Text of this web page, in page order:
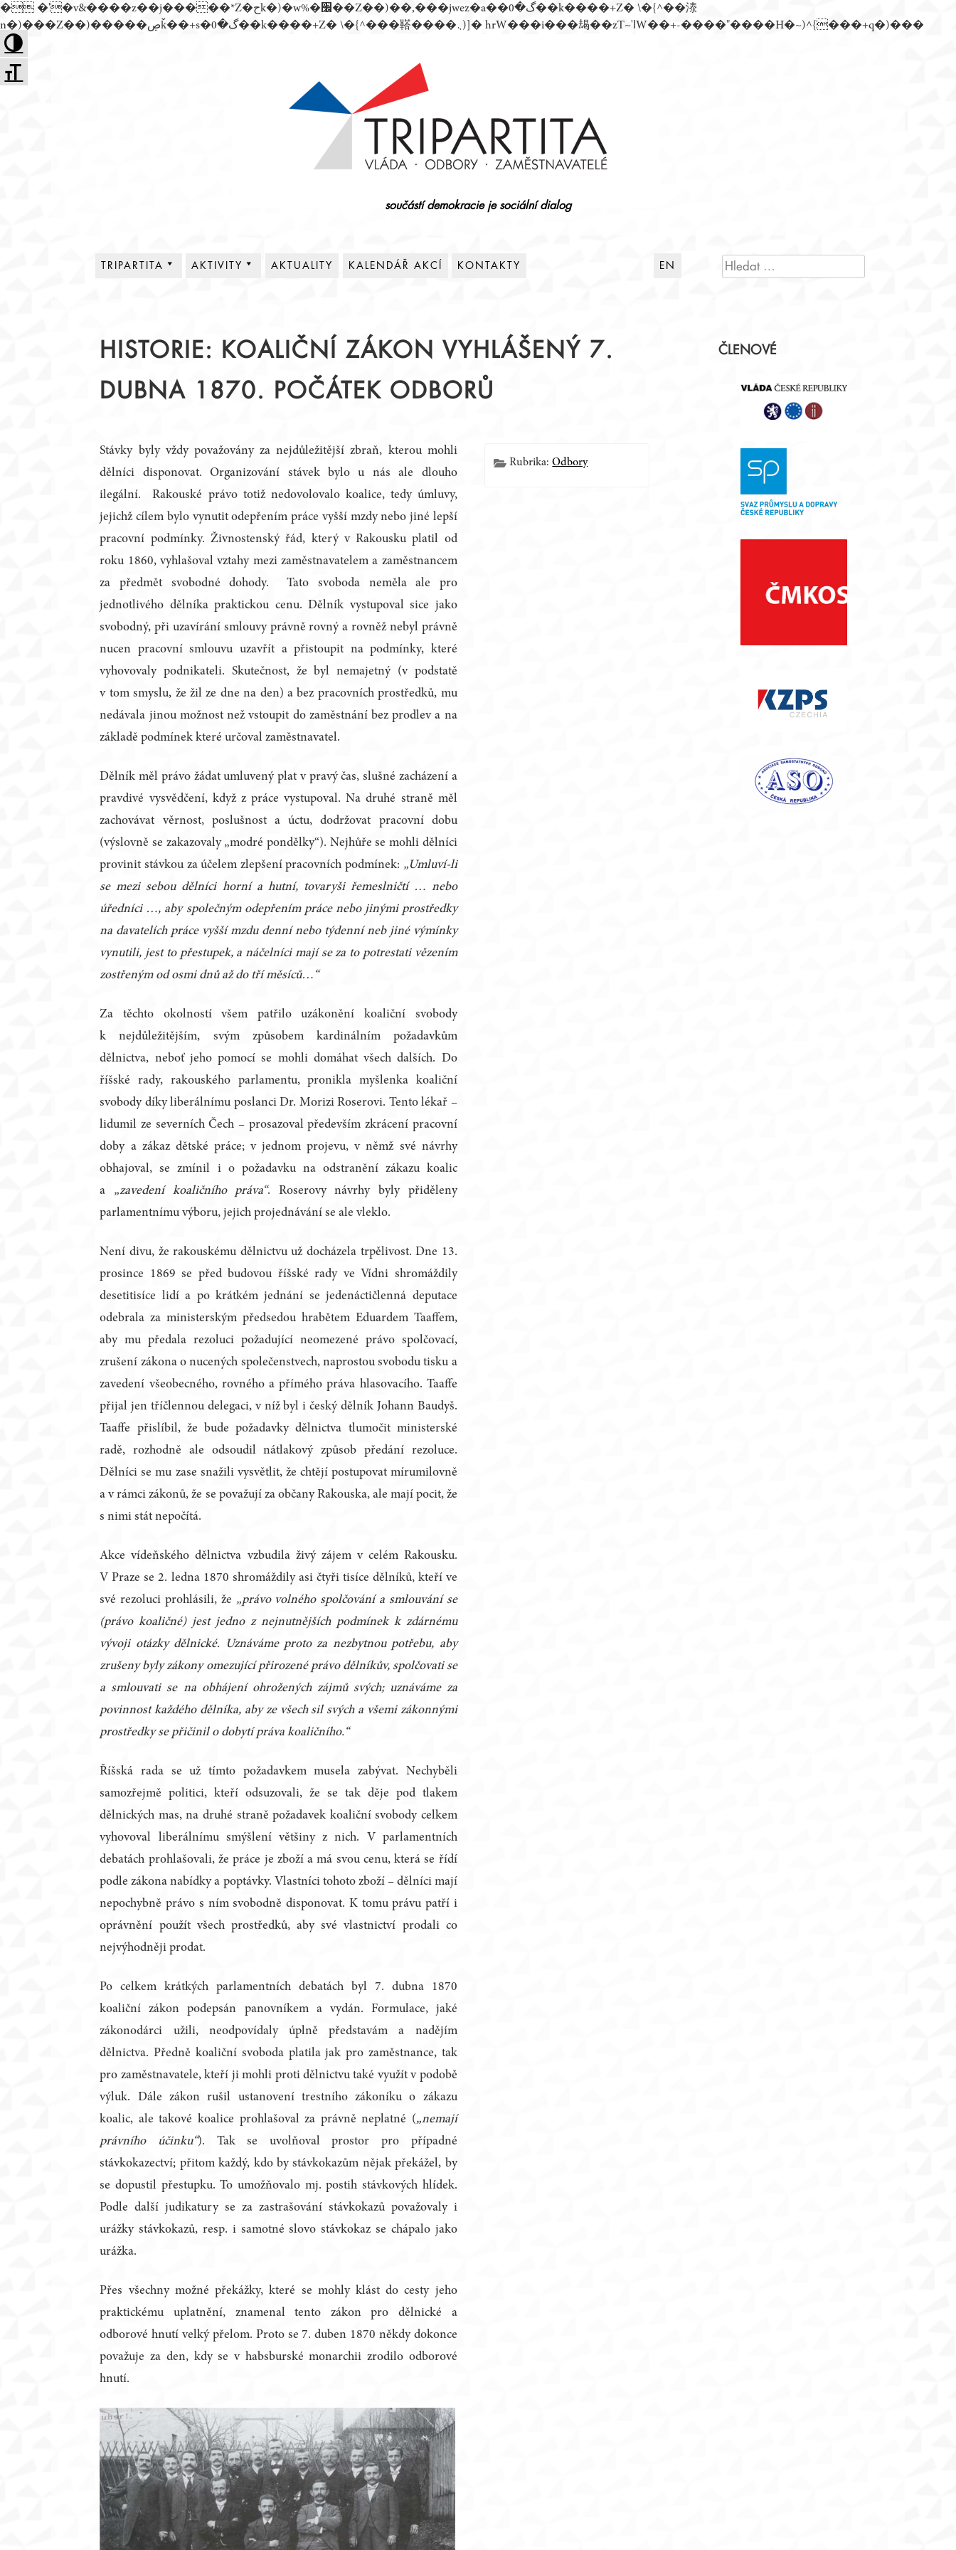
Toggle High Contrast
Toggle Font size
� �'�v&����z��j�����*Z�حk�)�w%�׬��Z��)��,���jwez�a��گ�0��k����+Z� \�{^��溙
n�)���Z��)�����ڝǩ��+s�گ�0��k����+Z� \�{^���鞳����܆)]� hrW���i���朅��zƬ~'ߊW��+-����"����H�~)^{���+q�)���
Přejít
k
obsahu
součástí demokracie je sociální dialog
TRIPARTITA
JEDNACÍ ŘÁD
ČLENOVÉ
AKTIVITY
PRACOVNÍ TÝMY
AKTUALITY KALENDÁŘ AKCÍ KONTAKTY EN VYHLEDÁVÁNÍ
HISTORIE: KOALIČNÍ ZÁKON VYHLÁŠENÝ 7.
DUBNA 1870. POČÁTEK ODBORŮ
Stávky byly vždy považovány za nejdůležitější zbraň, kterou mohli
dělníci disponovat. Organizování stávek bylo u nás ale dlouho
ilegální. Rakouské právo totiž nedovolovalo koalice, tedy úmluvy,
jejichž cílem bylo vynutit odepřením práce vyšší mzdy nebo jiné lepší
pracovní podmínky. Živnostenský řád, který v Rakousku platil od
roku 1860, vyhlašoval vztahy mezi zaměstnavatelem a zaměstnancem
za předmět svobodné dohody. Tato svoboda neměla ale pro
jednotlivého dělníka praktickou cenu. Dělník vystupoval sice jako
svobodný, při uzavírání smlouvy právně rovný a rovněž nebyl právně
nucen pracovní smlouvu uzavřít a přistoupit na podmínky, které
vyhovovaly podnikateli. Skutečnost, že byl nemajetný (v podstatě
v tom smyslu, že žil ze dne na den) a bez pracovních prostředků, mu
nedávala jinou možnost než vstoupit do zaměstnání bez prodlev a na
základě podmínek které určoval zaměstnavatel.
Dělník měl právo žádat umluvený plat v pravý čas, slušné zacházení a
pravdivé vysvědčení, když z práce vystupoval. Na druhé straně měl
zachovávat věrnost, poslušnost a úctu, dodržovat pracovní dobu
(výslovně se zakazovaly „modré pondělky“). Nejhůře se mohli dělníci
provinit stávkou za účelem zlepšení pracovních podmínek: „Umluví-li
se mezi sebou dělníci horní a hutní, tovaryši řemeslničtí … nebo
úředníci …, aby společným odepřením práce nebo jinými prostředky
na davatelích práce vyšší mzdu denní nebo týdenní neb jiné výmínky
vynutili, jest to přestupek, a náčelníci mají se za to potrestati vězením
zostřeným od osmi dnů až do tří měsíců…“
Za těchto okolností všem patřilo uzákonění koaliční svobody
k nejdůležitějším, svým způsobem kardinálním požadavkům
dělnictva, neboť jeho pomocí se mohli domáhat všech dalších. Do
říšské rady, rakouského parlamentu, pronikla myšlenka koaliční
svobody díky liberálnímu poslanci Dr. Morizi Roserovi. Tento lékař –
lidumil ze severních Čech – prosazoval především zkrácení pracovní
doby a zákaz dětské práce; v jednom projevu, v němž své návrhy
obhajoval, se zmínil i o požadavku na odstranění zákazu koalic
a „zavedení koaličního práva“. Roserovy návrhy byly přiděleny
parlamentnímu výboru, jejich projednávání se ale vleklo.
Není divu, že rakouskému dělnictvu už docházela trpělivost. Dne 13.
prosince 1869 se před budovou říšské rady ve Vídni shromáždily
desetitisíce lidí a po krátkém jednání se jedenáctičlenná deputace
odebrala za ministerským předsedou hrabětem Eduardem Taaffem,
aby mu předala rezoluci požadující neomezené právo spolčovací,
zrušení zákona o nucených společenstvech, naprostou svobodu tisku a
zavedení všeobecného, rovného a přímého práva hlasovacího. Taaffe
přijal jen tříčlennou delegaci, v níž byl i český dělník Johann Baudyš.
Taaffe přislíbil, že bude požadavky dělnictva tlumočit ministerské
radě, rozhodně ale odsoudil nátlakový způsob předání rezoluce.
Dělníci se mu zase snažili vysvětlit, že chtějí postupovat mírumilovně
a v rámci zákonů, že se považují za občany Rakouska, ale mají pocit, že
s nimi stát nepočítá.
Akce vídeňského dělnictva vzbudila živý zájem v celém Rakousku.
V Praze se 2. ledna 1870 shromáždily asi čtyři tisíce dělníků, kteří ve
své rezoluci prohlásili, že „právo volného spolčování a smlouvání se
(právo koaličné) jest jedno z nejnutnějších podmínek k zdárnému
vývoji otázky dělnické. Uznáváme proto za nezbytnou potřebu, aby
zrušeny byly zákony omezující přirozené právo dělníkův, spolčovati se
a smlouvati se na obhájení ohrožených zájmů svých; uznáváme za
povinnost každého dělníka, aby ze všech sil svých a všemi zákonnými
prostředky se přičinil o dobytí práva koaličního.“
Říšská rada se už tímto požadavkem musela zabývat. Nechyběli
samozřejmě politici, kteří odsuzovali, že se tak děje pod tlakem
dělnických mas, na druhé straně požadavek koaliční svobody celkem
vyhovoval liberálnímu smýšlení většiny z nich. V parlamentních
debatách prohlašovali, že práce je zboží a má svou cenu, která se řídí
podle zákona nabídky a poptávky. Vlastníci tohoto zboží – dělníci mají
nepochybně právo s ním svobodně disponovat. K tomu právu patří i
oprávnění použít všech prostředků, aby své vlastnictví prodali co
nejvýhodněji prodat.
Po celkem krátkých parlamentních debatách byl 7. dubna 1870
koaliční zákon podepsán panovníkem a vydán. Formulace, jaké
zákonodárci užili, neodpovídaly úplně představám a nadějím
dělnictva. Předně koaliční svoboda platila jak pro zaměstnance, tak
pro zaměstnavatele, kteří ji mohli proti dělnictvu také využít v podobě
výluk. Dále zákon rušil ustanovení trestního zákoníku o zákazu
koalic, ale takové koalice prohlašoval za právně neplatné („nemají
právního účinku“). Tak se uvolňoval prostor pro případné
stávkokazectví; přitom každý, kdo by stávkokazům nějak překážel, by
se dopustil přestupku. To umožňovalo mj. postih stávkových hlídek.
Podle další judikatury se za zastrašování stávkokazů považovaly i
urážky stávkokazů, resp. i samotné slovo stávkokaz se chápalo jako
urážka.
Přes všechny možné překážky, které se mohly klást do cesty jeho
praktickému uplatnění, znamenal tento zákon pro dělnické a
odborové hnutí velký přelom. Proto se 7. duben 1870 někdy dokonce
považuje za den, kdy se v habsburské monarchii zrodilo odborové
hnutí.
Rubrika:Odbory
ČLENOVÉ